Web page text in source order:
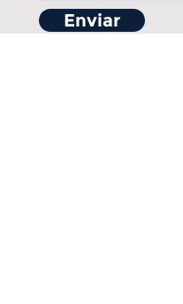
Enviar